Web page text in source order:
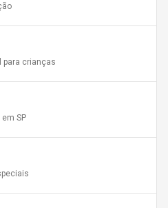
para crianças
SP